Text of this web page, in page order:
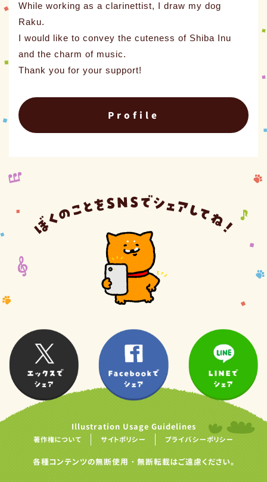
While working as a clarinettist, I draw my dog
Raku.
I would like to convey the cuteness of Shiba Inu
and the charm of music.
Thank you for your support!
Profile
Illustration Usage Guidelines
著作権について サイトポリシー プライバシーポリシー
各種コンテンツの無断使用・無断転載はご遠慮ください。